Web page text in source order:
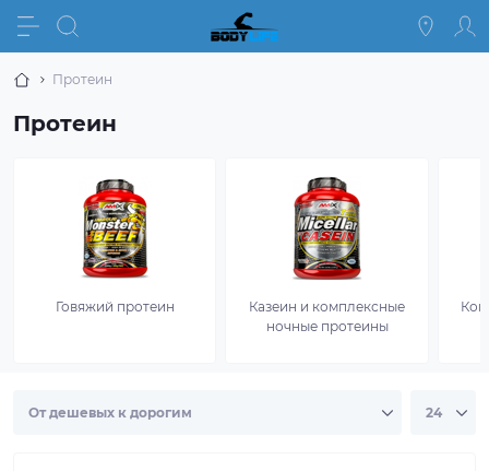
Протеин
Протеин
Говяжий протеин
Казеин и комплексные
ночные протеины